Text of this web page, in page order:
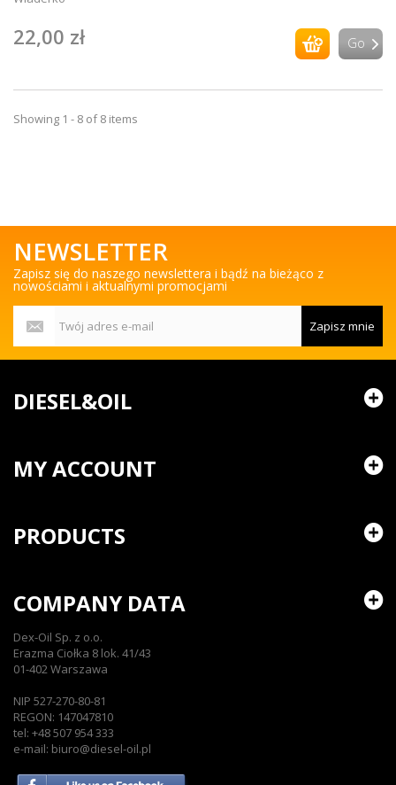
22,00 zł Go
Showing 1 - 8 of 8 items
NEWSLETTER
Zapisz się do naszego newslettera i bądź na bieżąco z
nowościami i aktualnymi promocjami
Zapisz mnie
DIESEL&OIL
MY ACCOUNT
PRODUCTS
COMPANY DATA
Dex-Oil Sp. z o.o.
Erazma Ciołka 8 lok. 41/43
01-402 Warszawa
NIP 527-270-80-81
REGON: 147047810
tel: +48 507 954 333
e-mail: biuro@diesel-oil.pl